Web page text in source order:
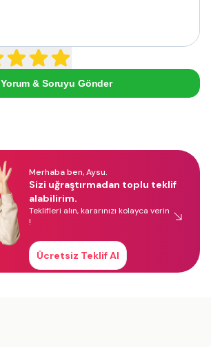
Yorum & Soruyu Gönder
Merhaba ben, Aysu.
Sizi uğraştırmadan toplu teklif
alabilirim.
Teklifleri alın, kararınızı kolayca verin
!
Ücretsiz Teklif Al